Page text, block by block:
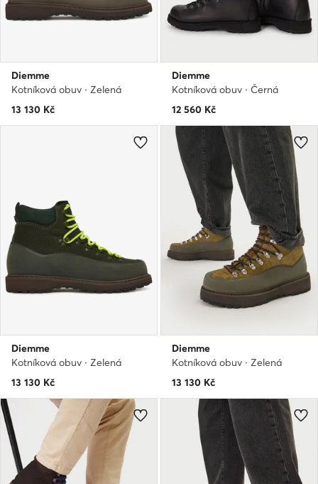
Diemme
Kotníková obuv · Zelená
13 130 Kč
Diemme
Kotníková obuv · Černá
12 560 Kč
Diemme
Kotníková obuv · Zelená
13 130 Kč
Diemme
Kotníková obuv · Zelená
13 130 Kč